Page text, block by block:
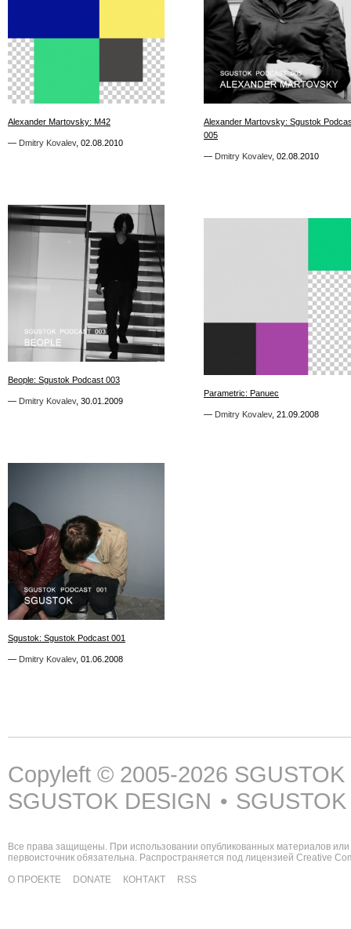
Alexander Martovsky: M42
— Dmitry Kovalev, 02.08.2010
9
Alexander Martovsky: M42
— Dmitry Kovalev, 02.08.2010
Alexander Martovsky: Sgustok
005
— Dmitry Kovalev, 02.08.2010
Alexander Martovsky: Sgustok
005
— Dmitry Kovalev, 02.08.2010
Beople: Sgustok Podcast 003
— Dmitry Kovalev, 30.01.2009
7
Beople: Sgustok Podcast 003
— Dmitry Kovalev, 30.01.2009
Parametric: Panuec
— Dmitry Kovalev, 21.09.2008
3
Parametric: Panuec
— Dmitry Kovalev, 21.09.2008
Sgustok: Sgustok Podcast 001
— Dmitry Kovalev, 01.06.2008
Sgustok: Sgustok Podcast 001
— Dmitry Kovalev, 01.06.2008
Copyleft © 2005-2026
SGUSTOK DESIGN •
Все права защищены. При использовании опубликованных материалов
первоисточник обязательна. Распространяется под лицензией Creative
О ПРОЕКТЕ
DONATE КОНТАКТ RSS